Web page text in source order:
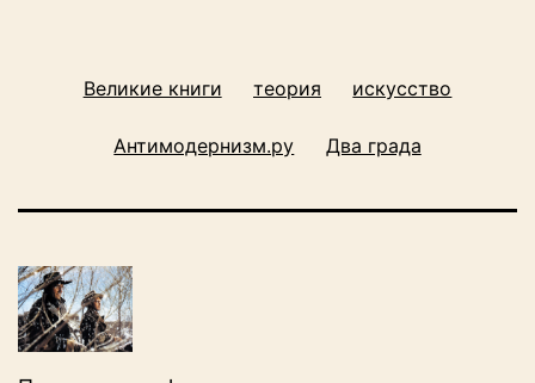
Великие книги теория искусство
Антимодернизм.ру Два града